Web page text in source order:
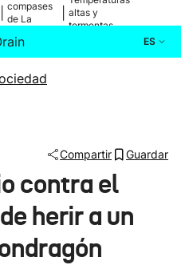
compases
de La
altas y
tormentas
ES
Compartir Guardar
contra el
herir a un